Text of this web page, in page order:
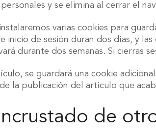
y se elimina al cerrar el
varias cookies para
inicio de sesión duran dos días, y
durante dos semanas. Si cierras
se guardará una cookie
la publicación del artículo que
de